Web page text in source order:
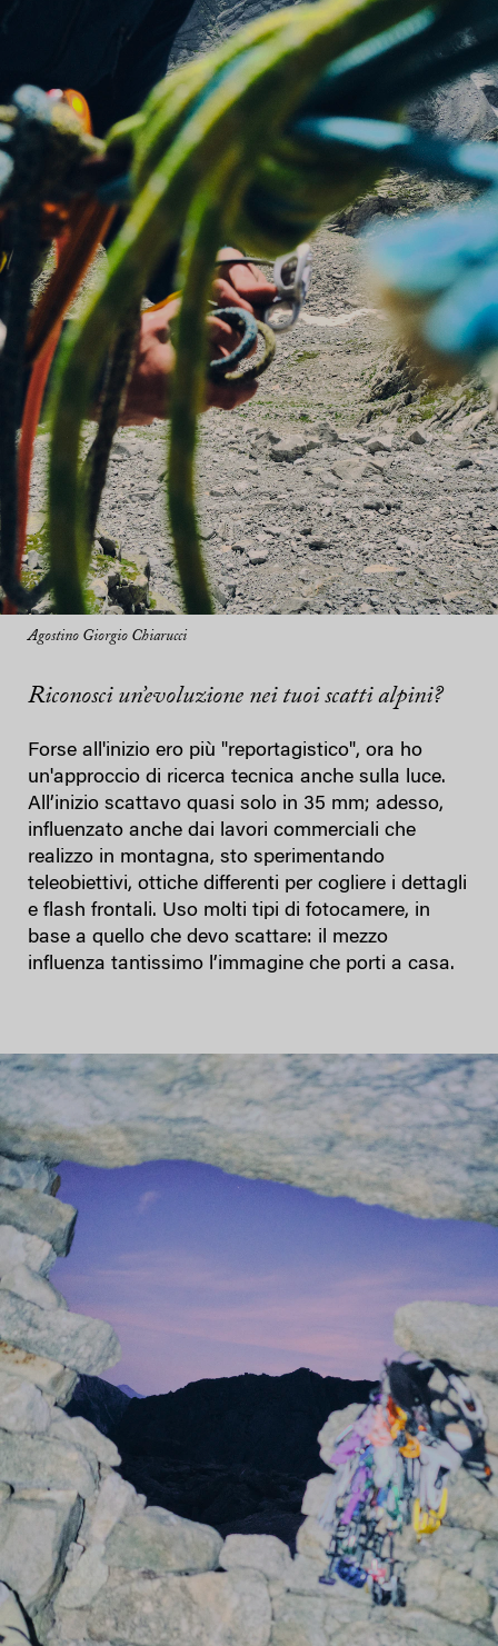
Agostino Giorgio Chiarucci
Riconosci un’evoluzione nei tuoi scatti alpini?
Forse all'inizio ero più "reportagistico", ora ho
un'approccio di ricerca tecnica anche sulla luce.
All’inizio scattavo quasi solo in 35 mm; adesso,
influenzato anche dai lavori commerciali che
realizzo in montagna, sto sperimentando
teleobiettivi, ottiche differenti per cogliere i dettagli
e flash frontali. Uso molti tipi di fotocamere, in
base a quello che devo scattare: il mezzo
influenza tantissimo l’immagine che porti a casa.